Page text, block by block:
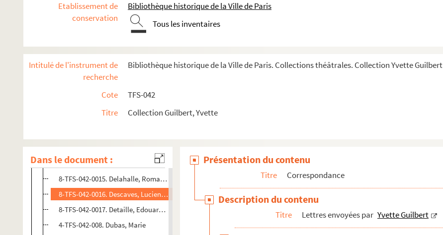
Etablissement de
conservation
Bibliothèque historique de la Ville de Paris
Tous les inventaires
Intitulé de l'instrument de
recherche
Bibliothèque historique de la Ville de Paris. Collections théâtrales. Collection Yvette Guilbert
Cote
TFS-042
Titre
Collection Guilbert, Yvette
Dans le document :
8-TFS-042-0008. Brémard
8-TFS-042-0009. Brisson, Adolphe (1860-1925)
8-TFS-042-0010. Cambon, Paul (1843-1924)
8-TFS-042-0011. Campinchi, César (1882-1941)
8-TFS-042-0014. Charpentier, madame
4-TFS-042-006. Clerc, Charles (1879-1960)
4-TFS-042-007. Coquelin cadet
8-TFS-042-0015. Delahalle, Romain (1892-....)
8-TFS-042-0016. Descaves, Lucien (1861-1949)
8-TFS-042-0017. Detaille, Edouard (1848-1912)
4-TFS-042-008. Dubas, Marie
Présentation du contenu
Titre Correspondance
Description du contenu
Titre Lettres envoyées par Yvette Guilbert